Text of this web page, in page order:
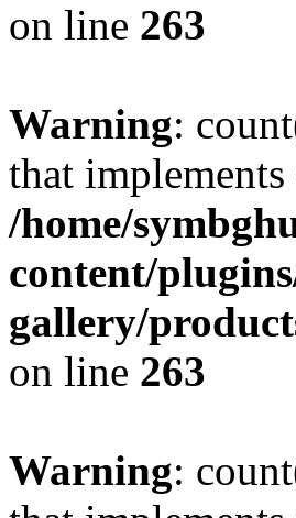
on line 263
Warning:
that
/home/
content/
gallery/
on line 263
Warning: